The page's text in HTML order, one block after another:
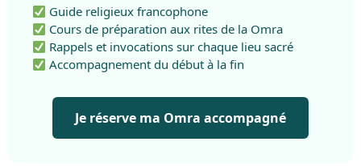
Guide religieux francophone
Cours de préparation aux rites de la Omra
Rappels et invocations sur chaque lieu sacré
Accompagnement du début à la fin
Je réserve ma Omra accompagné